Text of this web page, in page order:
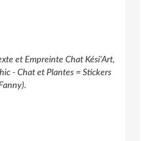
et Empreinte Chat Kési'Art,
- Chat et Plantes = Stickers